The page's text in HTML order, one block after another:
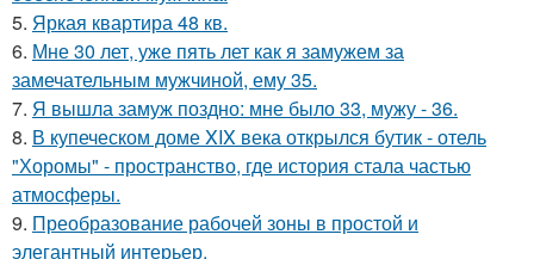
5. Яркая квартира 48 кв.
6. Мне 30 лет, уже пять лет как я замужем за
замечательным мужчиной, ему 35.
7. Я вышла замуж поздно: мне было 33, мужу - 36.
8. В купеческом доме XIX века открылся бутик - отель
"Хоромы" - пространство, где история стала частью
атмосферы.
9. Преобразование рабочей зоны в простой и
элегантный интерьер.